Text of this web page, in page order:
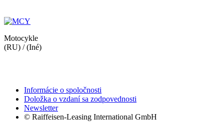
Motocykle
(RU) / (Iné)
Informácie o spoločnosti
Doložka o vzdaní sa zodpovednosti
Newsletter
© Raiffeisen-Leasing International GmbH